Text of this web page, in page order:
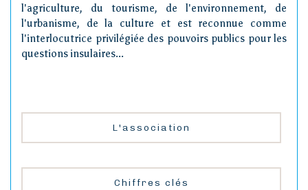
l'agriculture, du tourisme, de l'environnement, de
l'urbanisme, de la culture et est reconnue comme
l'interlocutrice privilégiée des pouvoirs publics pour les
questions insulaires...
L'association
Chiffres clés